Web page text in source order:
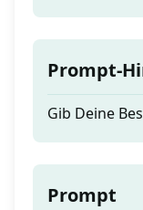
Prompt-
Gib Deine
Prompt